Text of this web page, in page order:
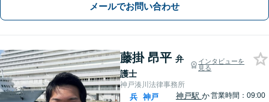
メールでお問い合わせ
藤掛 昂平 弁
護士
インタビューを
見る
神戸湊川法律事務所
兵
神戸
神戸駅 か営業時間：09:00